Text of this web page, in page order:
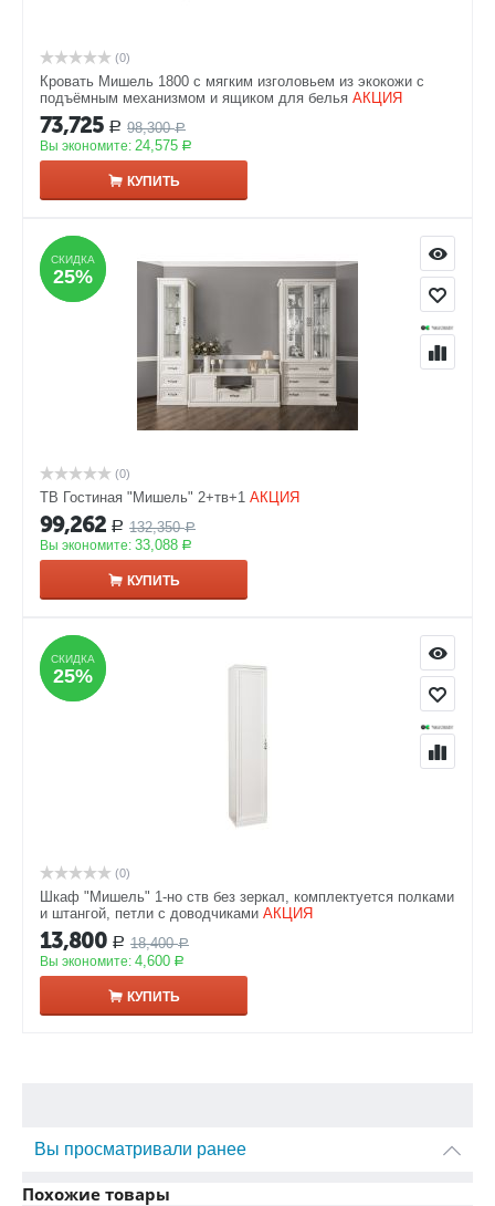
(0)
Кровать Мишель 1800 с мягким изголовьем из экокожи с
подъёмным механизмом и ящиком для белья АКЦИЯ
73,725 Р 98,300 Р
Вы экономите: 24,575 Р
КУПИТЬ
СКИДКА
25%
СКИДКА
25%
(0)
ТВ Гостиная "Мишель" 2+тв+1 АКЦИЯ
99,262 Р 132,350 Р
Вы экономите: 33,088 Р
КУПИТЬ
СКИДКА
25%
СКИДКА
25%
(0)
Шкаф "Мишель" 1-но ств без зеркал, комплектуется полками
и штангой, петли с доводчиками АКЦИЯ
13,800 Р 18,400 Р
Вы экономите: 4,600 Р
КУПИТЬ
Вы просматривали ранее
Похожие товары